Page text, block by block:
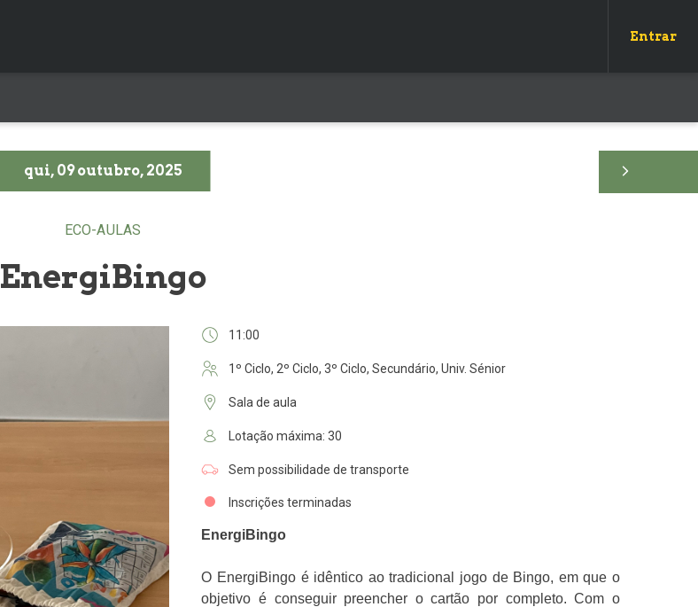
Entrar
qui, 09 outubro, 2025
ECO-AULAS
EnergiBingo
11:00
1º Ciclo, 2º Ciclo, 3º Ciclo, Secundário, Univ. Sénior
Sala de aula
Lotação máxima: 30
Sem possibilidade de transporte
Inscrições terminadas
EnergiBingo
O EnergiBingo é idêntico ao tradicional jogo de Bingo, em que o
objetivo é conseguir preencher o cartão por completo. Com o